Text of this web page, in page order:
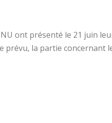
ont présenté le 21 juin
prévu, la partie concernant